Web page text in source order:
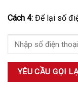
Cách 4: Để lại số